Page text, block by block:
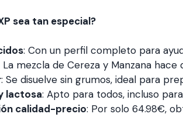
sea tan especial?
: Con un perfil completo para
La mezcla de Cereza y Manzana
: Se disuelve sin grumos, ideal para
lactosa: Apto para todos, incluso
calidad-precio: Por solo 64.98€,